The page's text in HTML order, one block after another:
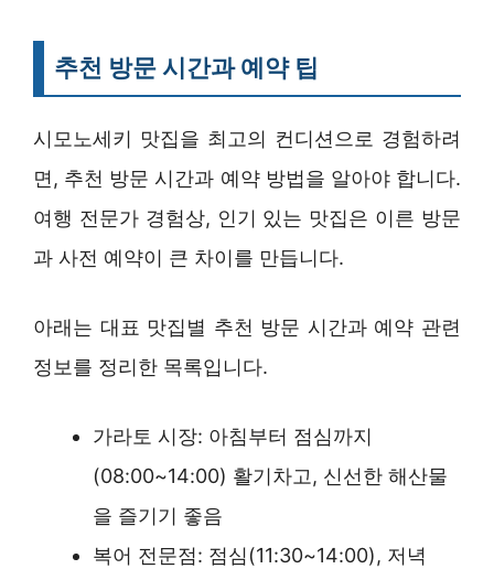
추천 방문 시간과 예약 팁
시모노세키 맛집을 최고의 컨디션으로 경험하려
면, 추천 방문 시간과 예약 방법을 알아야 합니다.
여행 전문가 경험상, 인기 있는 맛집은 이른 방문
과 사전 예약이 큰 차이를 만듭니다.
아래는 대표 맛집별 추천 방문 시간과 예약 관련
정보를 정리한 목록입니다.
가라토 시장: 아침부터 점심까지
(08:00~14:00) 활기차고, 신선한 해산물
을 즐기기 좋음
복어 전문점: 점심(11:30~14:00), 저녁